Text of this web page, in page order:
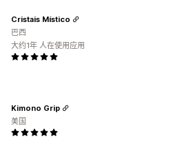
Cristais Místico
巴西
大约1年 人在使用应用
Kimono Grip
美国